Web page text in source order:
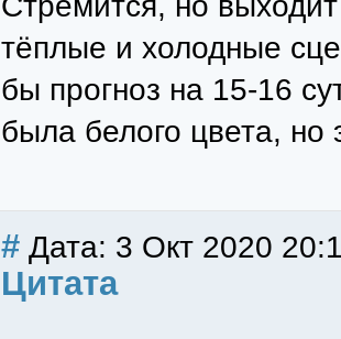
тёплые и холодные
бы прогноз на 15-16
была белого цвета, но
# Дата: 3 Окт 2020
Цитата